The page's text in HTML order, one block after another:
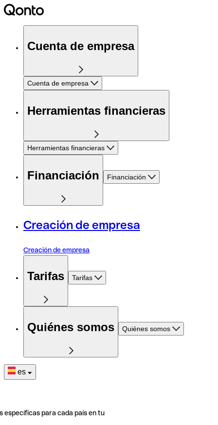
Cuenta de empresa
Cuenta de empresa
Herramientas financieras
Herramientas financieras
Financiación Financiación
Creación de empresa
Creación de empresa
Tarifas Tarifas
Quiénes somos Quiénes somos
es
específicas para cada país en tu